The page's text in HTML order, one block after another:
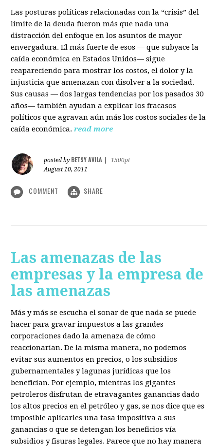
Las posturas políticas relacionadas con la “crisis” del
límite de la deuda fueron más que nada una
distracción del enfoque en los asuntos de mayor
envergadura. El más fuerte de esos — que subyace la
caída económica en Estados Unidos— sigue
reapareciendo para mostrar los costos, el dolor y la
injusticia que amenazan con disolver a la sociedad.
Sus causas — dos largas tendencias por los pasados 30
años— también ayudan a explicar los fracasos
políticos que agravan aún más los costos sociales de la
caída económica. read more
posted by BETSY AVILA
1500pt
August 10, 2011
COMMENT SHARE
Las amenazas de las
empresas y la empresa de
las amenazas
Más y más se escucha el sonar de que nada se puede
hacer para gravar impuestos a las grandes
corporaciones dado la amenaza de cómo
reaccionarían. De la misma manera, no podemos
evitar sus aumentos en precios, o los subsidios
gubernamentales y lagunas jurídicas que los
benefician. Por ejemplo, mientras los gigantes
petroleros disfrutan de etravagantes ganancias dado
los altos precios en el petróleo y gas, se nos dice que es
imposible aplicarles una tasa impositiva a sus
ganancias o que se detengan los beneficios vía
subsidios y fisuras legales. Parece que no hay manera